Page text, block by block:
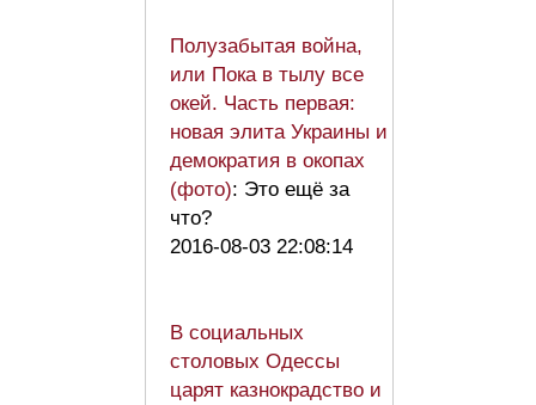
Полузабытая война,
или Пока в тылу все
окей. Часть первая:
новая элита Украины и
демократия в окопах
(фото): Это ещё за
что?
2016-08-03 22:08:14
В социальных
столовых Одессы
царят казнокрадство и